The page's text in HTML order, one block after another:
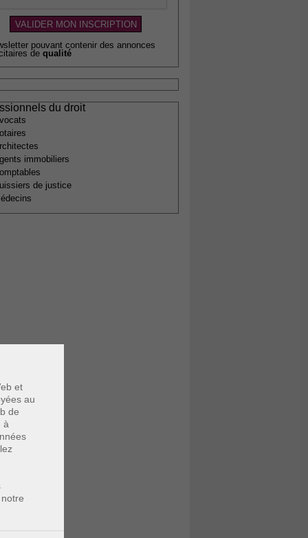
et
au
de
à
pouvant contenir des annonces
de qualité
du droit
immobiliers
de justice